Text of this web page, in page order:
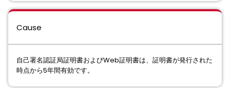
Cause
自己署名認証局証明書およびWeb証明書は、証明書が発行された
時点から5年間有効です。